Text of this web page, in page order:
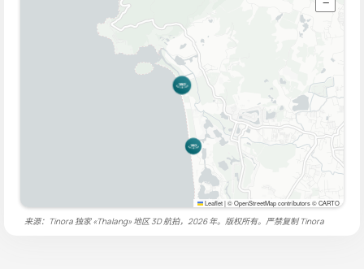
Leaflet|© OpenStreetMap contributors © CARTO
来源：Tinora 独家 «Thalang» 地区 3D 航拍，2026 年。版权所有。严禁复制Tinora